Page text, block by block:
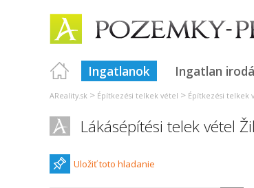
Ingatlanok Ingatlan
AReality.sk > Építkezési telkek vétel > Építkezési telkek
Lákásépítési telek vétel
Uložiť toto hladanie